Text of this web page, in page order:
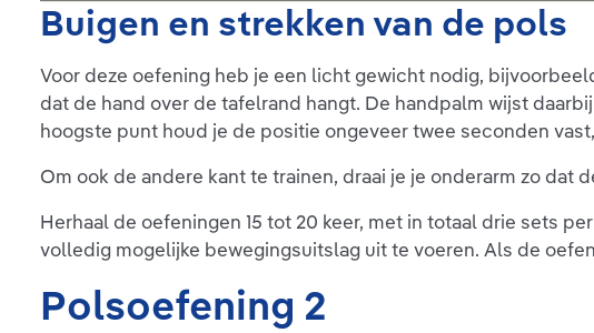
Buigen en strekken van de pols
Voor deze oefening heb je een licht gewicht nodig,
dat de hand over de tafelrand hangt. De handpalm wijst
hoogste punt houd je de positie ongeveer twee seconden
Om ook de andere kant te trainen, draai je je onderarm zo dat
Herhaal de oefeningen 15 tot 20 keer, met in totaal drie sets
volledig mogelijke bewegingsuitslag uit te voeren. Als de
Polsoefening 2